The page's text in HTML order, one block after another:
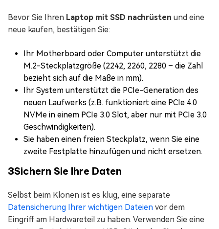
Bevor Sie Ihren Laptop mit SSD nachrüsten und eine
neue kaufen, bestätigen Sie:
Ihr Motherboard oder Computer unterstützt die
M.2-Steckplatzgröße (2242, 2260, 2280 – die Zahl
bezieht sich auf die Maße in mm).
Ihr System unterstützt die PCIe-Generation des
neuen Laufwerks (z.B. funktioniert eine PCIe 4.0
NVMe in einem PCIe 3.0 Slot, aber nur mit PCIe 3.0
Geschwindigkeiten).
Sie haben einen freien Steckplatz, wenn Sie eine
zweite Festplatte hinzufügen und nicht ersetzen.
3Sichern Sie Ihre Daten
Selbst beim Klonen ist es klug, eine separate
Datensicherung Ihrer wichtigen Dateien vor dem
Eingriff am Hardwareteil zu haben. Verwenden Sie eine